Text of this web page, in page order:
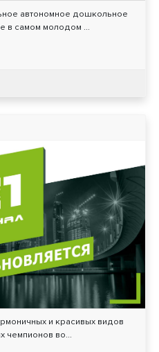
автономное дошкольное
в самом молодом ...
и красивых видов
чемпионов во...